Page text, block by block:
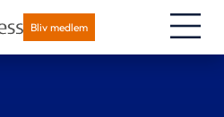
Bliv medlem